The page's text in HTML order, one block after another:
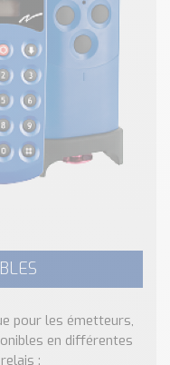
pour les émetteurs,
en différentes
: